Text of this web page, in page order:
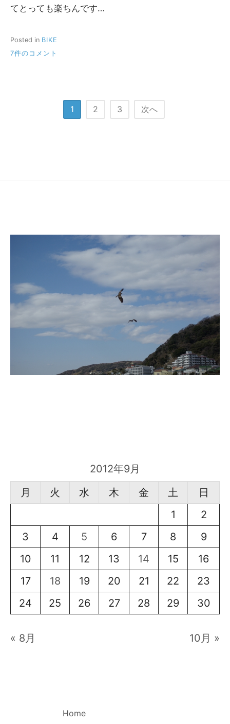
てとっても楽ちんです…
Posted in BIKE
4CAM
7件のコメント
1 2 3 次へ
2012年9月
月
火 水 木 金 土
日
1
2
3
4 5 6 7 8
9
10
11 12 13 14 15
16
17
18 19 20 21 22
23
24
25 26 27 28 29 30
« 8月 10月 »
Home